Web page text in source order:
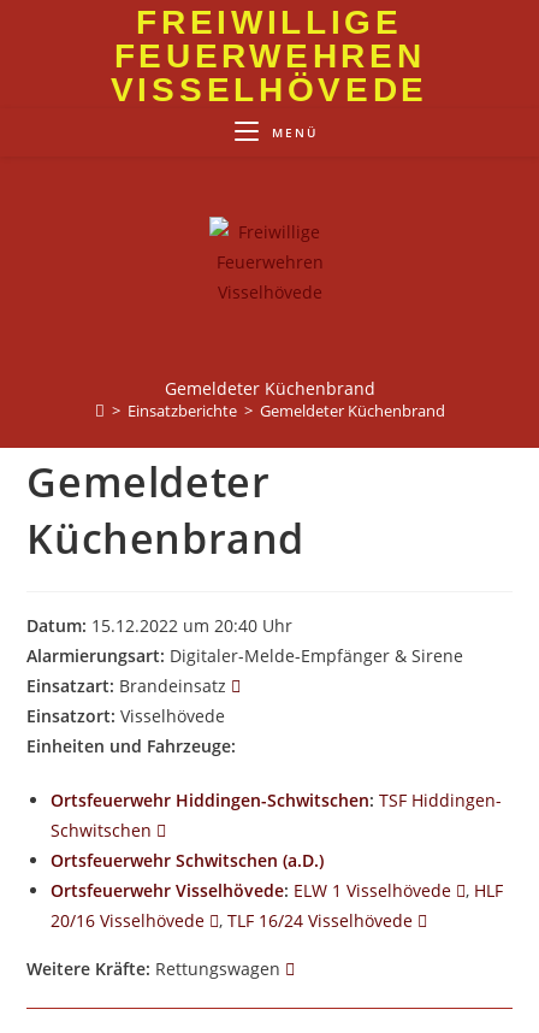
FREIWILLIGE
FEUERWEHREN
VISSELHÖVEDE
MENÜ
Gemeldeter Küchenbrand
> Einsatzberichte > Gemeldeter Küchenbrand
Gemeldeter
Küchenbrand
Datum: 15.12.2022 um 20:40 Uhr
Alarmierungsart: Digitaler-Melde-Empfänger & Sirene
Einsatzart: Brandeinsatz
Einsatzort: Visselhövede
Einheiten und Fahrzeuge:
Ortsfeuerwehr Hiddingen-Schwitschen: TSF Hiddingen-
Schwitschen
Ortsfeuerwehr Schwitschen (a.D.)
Ortsfeuerwehr Visselhövede: ELW 1 Visselhövede , HLF
20/16 Visselhövede
,TLF 16/24 Visselhövede
Weitere Kräfte: Rettungswagen